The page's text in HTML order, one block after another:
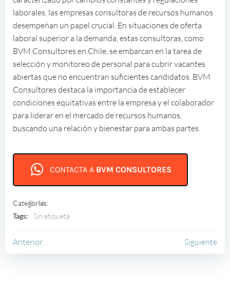
laborales, las empresas consultoras de recursos humanos
desempeñan un papel crucial. En situaciones de oferta
laboral superior a la demanda, estas consultoras, como
BVM Consultores en Chile, se embarcan en la tarea de
selección y monitoreo de personal para cubrir vacantes
abiertas que no encuentran suficientes candidatos. BVM
Consultores destaca la importancia de establecer
condiciones equitativas entre la empresa y el colaborador
para liderar en el mercado de recursos humanos,
buscando una relación y bienestar para ambas partes.
CONTACTA A BVM CONSULTORES
Categorías:
BVM
Tags:
Sin etiqueta
Navegación
por
Anterior
por
Siguiente